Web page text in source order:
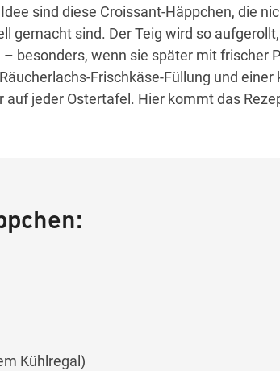
sind diese Croissant-Häppchen, die
gemacht sind. Der Teig wird so
besonders, wenn sie später mit frischer
Frischkäse-Füllung und einer
jeder Ostertafel. Hier kommt das
Kühlregal)